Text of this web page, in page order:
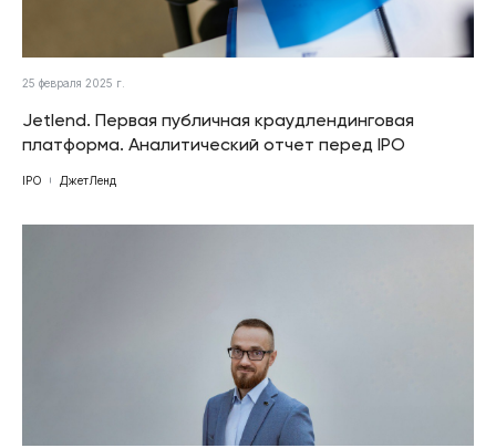
25 февраля 2025 г.
Jetlend. Первая публичная краудлендинговая
платформа. Аналитический отчет перед IPO
IPO ДжетЛенд